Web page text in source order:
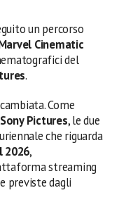
un percorso
Cinematic
del
.
Come
Sony Pictures, le due
che riguarda
2026,
streaming
previste dagli